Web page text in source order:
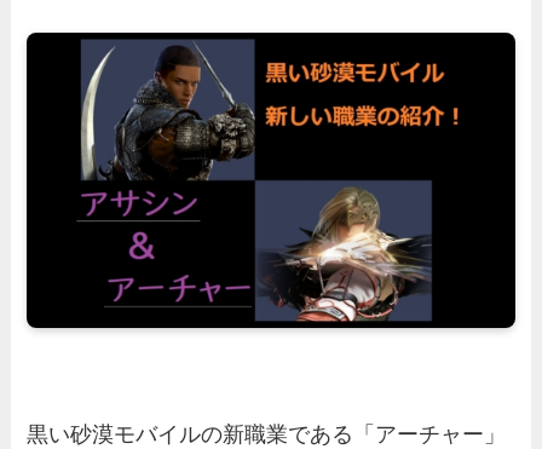
黒い砂漠モバイルの新職業である「アーチャー」